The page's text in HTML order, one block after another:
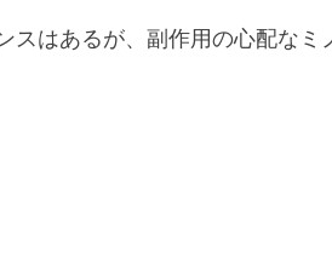
スはあるが、副作用の心配なミ